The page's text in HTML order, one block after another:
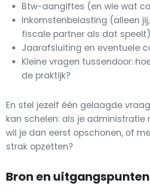
Btw-aangiftes (en wie wat
Inkomstenbelasting (alleen
fiscale partner als dat speelt)
Jaarafsluiting en eventuele
Kleine vragen tussendoor:
de praktijk?
En stel jezelf één gelaagde
kan schelen: als je administratie
wil je dan eerst opschonen, of
strak opzetten?
Bron en uitgangspunten